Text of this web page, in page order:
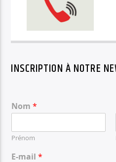
INSCRIPTION À NOTRE
Nom*
Prénom
E-mail*